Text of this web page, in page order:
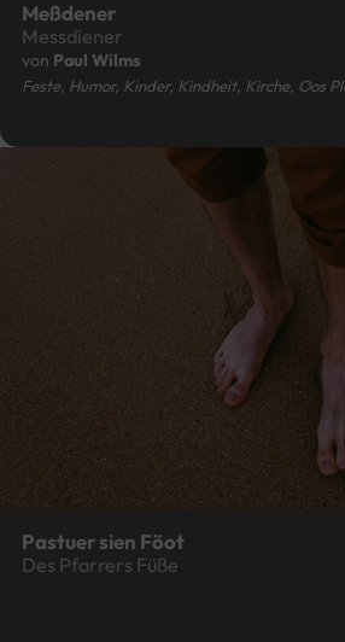
Meßdener
Messdiener
von Paul Wilms
Feste, Humor, Kinder, Kindheit, Kirche, Oos
Pastuer sien Föot
Des Pfarrers Füße